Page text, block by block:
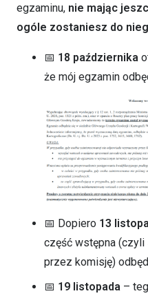
egzaminu, nie mając
ogóle zostaniesz do
📅 18 października
że mój egzamin
📅 Dopiero 13
część wstępna
przez komisję)
📅 19 listopada –